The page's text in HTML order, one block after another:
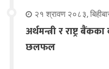
२१ श्रावण २०८३,
अर्थमन्त्री र राष्ट्र
छलफल